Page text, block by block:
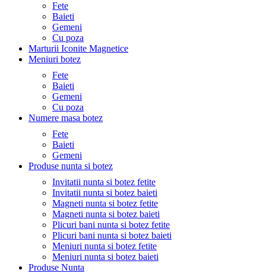
Fete
Baieti
Gemeni
Cu poza
Marturii Iconite Magnetice
Meniuri botez
Fete
Baieti
Gemeni
Cu poza
Numere masa botez
Fete
Baieti
Gemeni
Produse nunta si botez
Invitatii nunta si botez fetite
Invitatii nunta si botez baieti
Magneti nunta si botez fetite
Magneti nunta si botez baieti
Plicuri bani nunta si botez fetite
Plicuri bani nunta si botez baieti
Meniuri nunta si botez fetite
Meniuri nunta si botez baieti
Produse Nunta